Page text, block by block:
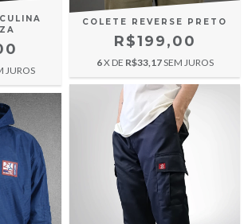
JUROS
COLETE REVERSE PRETO
R$199,00
6X DE R$33,17SEM JUROS